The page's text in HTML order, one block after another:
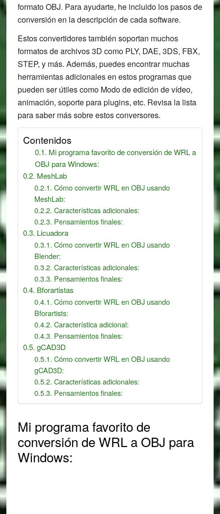
formato OBJ. Para ayudarte, he incluido los pasos de
conversión en la descripción de cada software.
Estos convertidores también soportan muchos
formatos de archivos 3D como PLY, DAE, 3DS, FBX,
STEP, y más. Además, puedes encontrar muchas
herramientas adicionales en estos programas que
pueden ser útiles como Modo de edición de vídeo,
animación, soporte para plugins, etc. Revisa la lista
para saber más sobre estos conversores.
Contenidos
Mi programa favorito de conversión de WRL a
OBJ para Windows:
MeshLab
Cómo convertir WRL en OBJ usando
MeshLab:
Características adicionales:
Pensamientos finales:
Licuadora
Cómo convertir WRL en OBJ usando
Blender:
Características adicionales:
Pensamientos finales:
Bforartistas
Cómo convertir WRL en OBJ usando
Bforartists:
Característica adicional:
Pensamientos finales:
gCAD3D
Cómo convertir WRL en OBJ usando
gCAD3D:
Características adicionales:
Pensamientos finales:
Mi programa favorito de
conversión de WRL a OBJ para
Windows: